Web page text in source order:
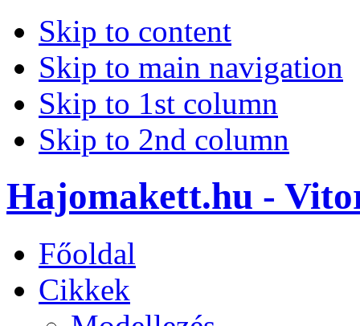
Skip to content
Skip to main navigation
Skip to 1st column
Skip to 2nd column
Hajomakett.hu -
Főoldal
Cikkek